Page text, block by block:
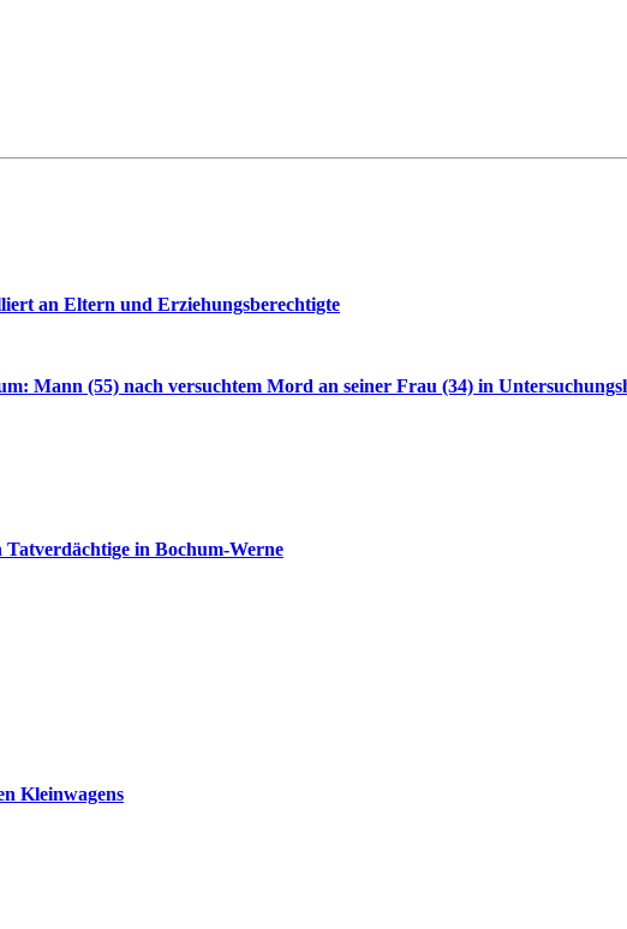
an Eltern und Erziehungsberechtigte
Mann (55) nach versuchtem Mord an seiner Frau (34) in
in Bochum-Werne
Kleinwagens